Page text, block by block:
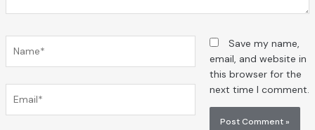
Save my name,
email, and website in
this browser for the
next time I comment.